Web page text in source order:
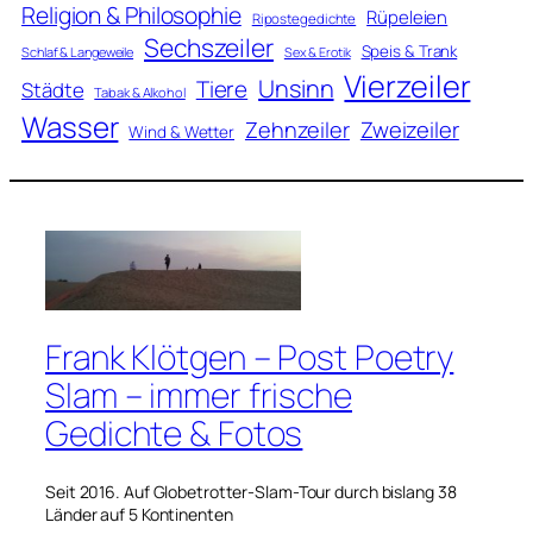
Religion & Philosophie Ripostegedichte Rüpeleien
Schlaf & Langeweile Sechszeiler Sex & Erotik Speis & Trank
Städte Tabak & Alkohol Tiere Unsinn Vierzeiler
Wasser Wind & Wetter Zehnzeiler Zweizeiler
Frank Klötgen – Post Poetry
Slam – immer frische
Gedichte & Fotos
Seit 2016. Auf Globetrotter-Slam-Tour durch bislang 38
Länder auf 5 Kontinenten